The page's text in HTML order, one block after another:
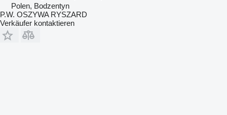
Polen, Bodzentyn
P.W. OSZYWA RYSZARD
Verkäufer kontaktieren